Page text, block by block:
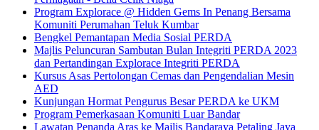
Program Explorace @ Hidden Gems In Penang Bersama
Komuniti Perumahan Teluk Kumbar
Bengkel Pemantapan Media Sosial PERDA
Majlis Peluncuran Sambutan Bulan Integriti PERDA 2023
dan Pertandingan Explorace Integriti PERDA
Kursus Asas Pertolongan Cemas dan Pengendalian Mesin
AED
Kunjungan Hormat Pengurus Besar PERDA ke UKM
Program Pemerkasaan Komuniti Luar Bandar
Lawatan Penanda Aras ke Majlis Bandaraya Petaling Jaya